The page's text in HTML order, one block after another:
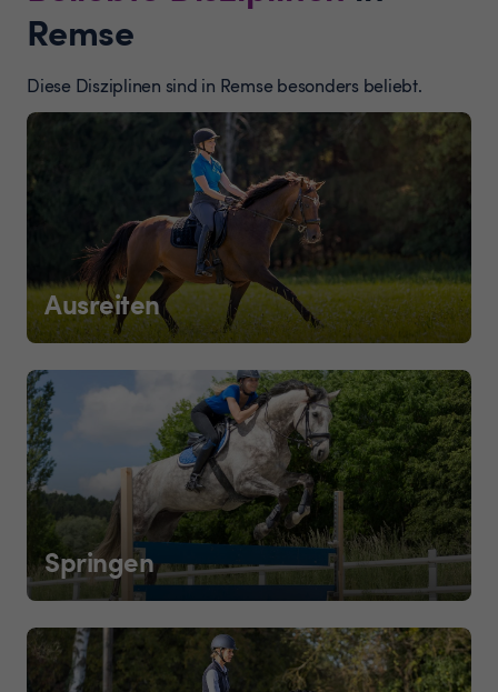
Remse
Diese Disziplinen sind in Remse besonders beliebt.
Ausreiten
Springen